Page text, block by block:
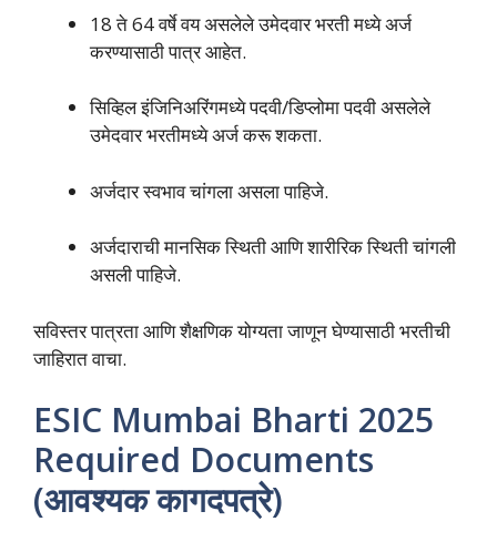
18 ते 64 वर्षे वय असलेले उमेदवार भरती मध्ये अर्ज
करण्यासाठी पात्र आहेत.
सिव्हिल इंजिनिअरिंगमध्ये पदवी/डिप्लोमा पदवी असलेले
उमेदवार भरतीमध्ये अर्ज करू शकता.
अर्जदार स्वभाव चांगला असला पाहिजे.
अर्जदाराची मानसिक स्थिती आणि शारीरिक स्थिती चांगली
असली पाहिजे.
सविस्तर पात्रता आणि शैक्षणिक योग्यता जाणून घेण्यासाठी भरतीची
जाहिरात वाचा.
ESIC Mumbai Bharti 2025
Required Documents
(आवश्यक कागदपत्रे)